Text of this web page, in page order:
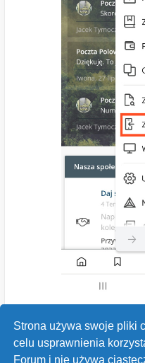
Strona używa swoje pliki
celu usprawnienia
Forum i nie używa